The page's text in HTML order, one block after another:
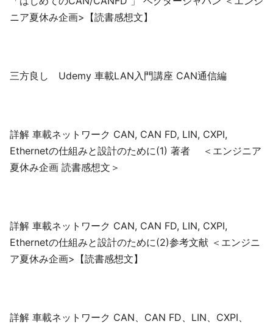
ニア夏休み企画>【読書感想文】
三方良し Udemy 車載LAN入門講座 CAN通信編
詳解 車載ネットワーク CAN, CAN FD, LIN, CXPI,
Ethernetの仕組みと設計のために(1) 著者 ＜エンジニア
夏休み企画 読書感想文＞
詳解 車載ネットワーク CAN, CAN FD, LIN, CXPI,
Ethernetの仕組みと設計のために(2)参考文献 ＜エンジニ
ア夏休み企画>【読書感想文】
詳解 車載ネットワーク CAN、CAN FD、LIN、CXPI、